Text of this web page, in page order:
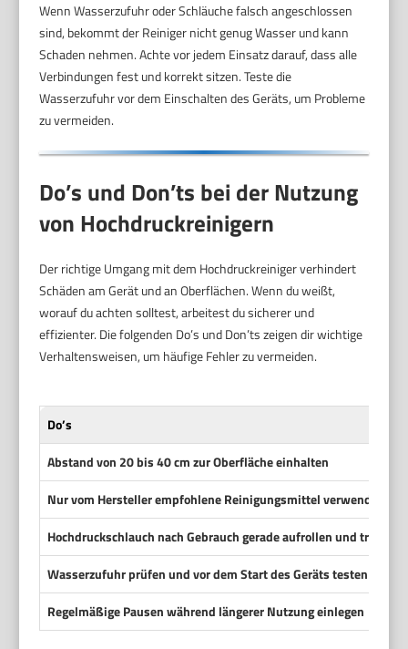
Wenn Wasserzufuhr oder Schläuche falsch angeschlossen
sind, bekommt der Reiniger nicht genug Wasser und kann
Schaden nehmen. Achte vor jedem Einsatz darauf, dass alle
Verbindungen fest und korrekt sitzen. Teste die
Wasserzufuhr vor dem Einschalten des Geräts, um Probleme
zu vermeiden.
Do’s und Don’ts bei der Nutzung
von Hochdruckreinigern
Der richtige Umgang mit dem Hochdruckreiniger verhindert
Schäden am Gerät und an Oberflächen. Wenn du weißt,
worauf du achten solltest, arbeitest du sicherer und
effizienter. Die folgenden Do’s und Don’ts zeigen dir wichtige
Verhaltensweisen, um häufige Fehler zu vermeiden.
Do’s
Abstand von 20 bis 40 cm zur Oberfläche einhalten
Nur vom Hersteller empfohlene Reinigungsmittel verwenden
Hochdruckschlauch nach Gebrauch gerade aufrollen und trocken
Wasserzufuhr prüfen und vor dem Start des Geräts testen
Regelmäßige Pausen während längerer Nutzung einlegen